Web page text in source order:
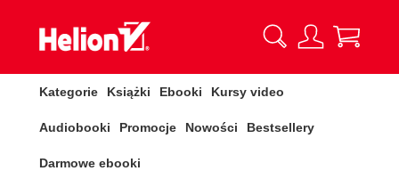
Kategorie Książki Ebooki Kursy video
Audiobooki Promocje Nowości Bestsellery
Darmowe ebooki